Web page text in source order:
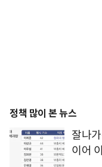
정책 많이 본 뉴스
잘나
이어